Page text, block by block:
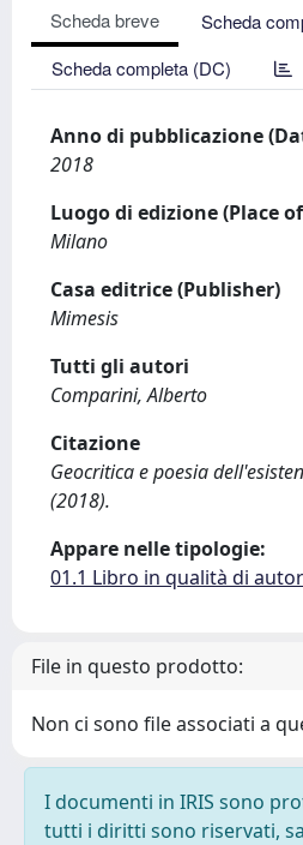
Scheda breve
Scheda
Scheda completa (DC)
Anno di pubblicazione
2018
Luogo di edizione (Place
Milano
Casa editrice (Publisher)
Mimesis
Tutti gli autori
Comparini, Alberto
Citazione
Geocritica e poesia
(2018).
Appare nelle tipologie:
01.1 Libro in qualità di
File in questo prodotto:
Non ci sono file associati a
I documenti in IRIS sono
tutti i diritti sono riservati,